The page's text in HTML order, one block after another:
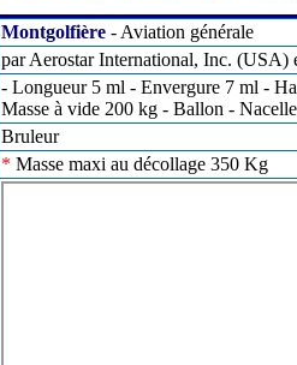
Montgolfière - Aviation générale
par Aerostar International, Inc. (USA)
- Longueur 5 ml - Envergure 7 ml -
Masse à vide 200 kg - Ballon - Nacelle
Bruleur
* Masse maxi au décollage 350 Kg